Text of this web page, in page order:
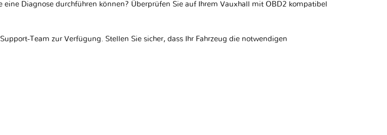
eine Diagnose durchführen können? Überprüfen Sie auf Ihrem Vauxhall mit OBD2 kompatibel
Team zur Verfügung. Stellen Sie sicher, dass Ihr Fahrzeug die notwendigen